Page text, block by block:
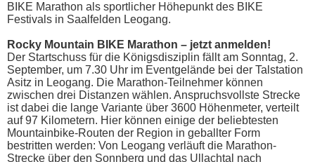
BIKE Marathon als sportlicher Höhepunkt des BIKE
Festivals in Saalfelden Leogang.
Rocky Mountain BIKE Marathon – jetzt anmelden!
Der Startschuss für die Königsdisziplin fällt am Sonntag, 2.
September, um 7.30 Uhr im Eventgelände bei der Talstation
Asitz in Leogang. Die Marathon-Teilnehmer können
zwischen drei Distanzen wählen. Anspruchsvollste Strecke
ist dabei die lange Variante über 3600 Höhenmeter, verteilt
auf 97 Kilometern. Hier können einige der beliebtesten
Mountainbike-Routen der Region in geballter Form
bestritten werden: Von Leogang verläuft die Marathon-
Strecke über den Sonnberg und das Ullachtal nach